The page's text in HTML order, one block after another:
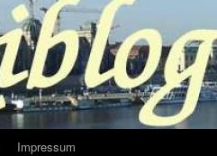
Impressum